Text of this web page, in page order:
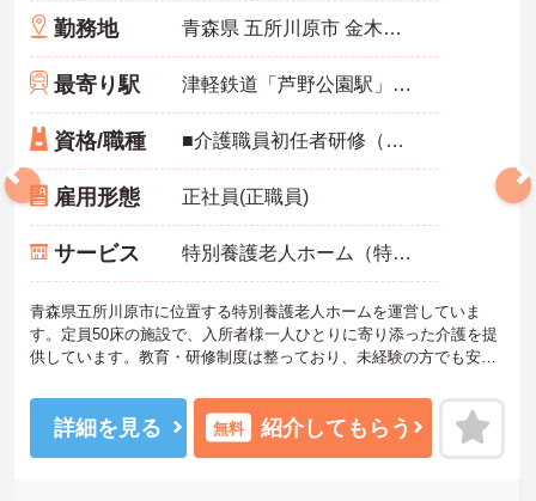
勤務地 青森県 五所川原市 金木町川倉七夕野84-442
最寄り駅 津軽鉄道「芦野公園駅」バス・車5分
資格/職種 ■介護職員初任者研修（ヘルパー2級）以上、介護福祉士 いずれか ■普通自動車免許必須（ＡＴ限定可） ■経験不問
雇用形態 正社員(正職員)
サービス 特別養護老人ホーム（特養）
青森県五所川原市に位置する特別養護老人ホームを運営していま
す。定員50床の施設で、入所者様一人ひとりに寄り添った介護を提
供しています。教育・研修制度は整っており、未経験の方でも安心
興味のある方には、面接対策ポイントなど、さらに詳細をお話しし
ますのでお気軽にご相談ください！
詳細を見る 無料 紹介してもらう